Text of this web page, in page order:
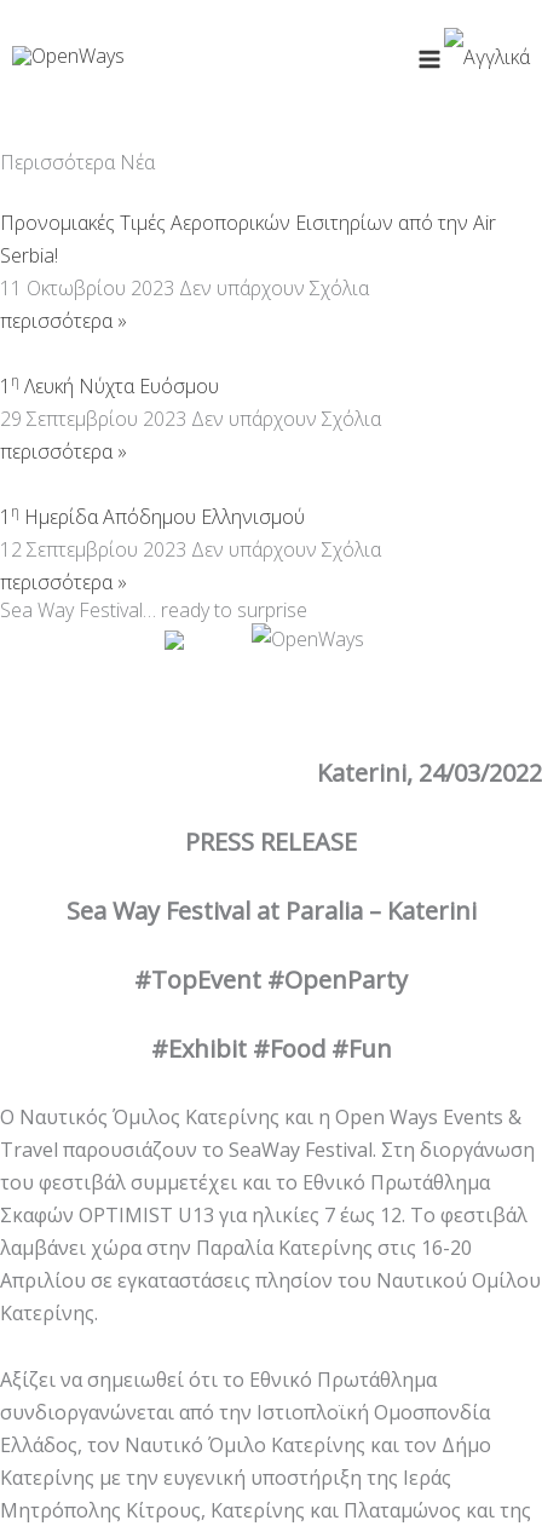
στο
Περισσότερα Νέα
Προνομιακές Τιμές Αεροπορικών Εισιτηρίων από την Air
Serbia!
11 Οκτωβρίου 2023 Δεν υπάρχουν Σχόλια
περισσότερα »
1 η Λευκή Νύχτα Ευόσμου
29 Σεπτεμβρίου 2023 Δεν υπάρχουν Σχόλια
περισσότερα »
1 η Ημερίδα Απόδημου Ελληνισμού
12 Σεπτεμβρίου 2023 Δεν υπάρχουν Σχόλια
περισσότερα »
Sea Way Festival… ready to surprise
Katerini, 24/03/2022
PRESS RELEASE
Sea Way Festival at Paralia – Katerini
#TopEvent #OpenParty
#Exhibit #Food #Fun
Ο Ναυτικός Όμιλος Κατερίνης και η Open Ways Events &
Travel παρουσιάζουν το SeaWay Festival. Στη διοργάνωση
του φεστιβάλ συμμετέχει και το Εθνικό Πρωτάθλημα
Σκαφών OPTIMIST U13 για ηλικίες 7 έως 12. Το φεστιβάλ
λαμβάνει χώρα στην Παραλία Κατερίνης στις 16-20
Απριλίου σε εγκαταστάσεις πλησίον του Ναυτικού Ομίλου
Κατερίνης.
Αξίζει να σημειωθεί ότι το Εθνικό Πρωτάθλημα
συνδιοργανώνεται από την Ιστιοπλοϊκή Ομοσπονδία
Ελλάδος, τον Ναυτικό Όμιλο Κατερίνης και τον Δήμο
Κατερίνης με την ευγενική υποστήριξη της Ιεράς
Μητρόπολης Κίτρους, Κατερίνης και Πλαταμώνος και της